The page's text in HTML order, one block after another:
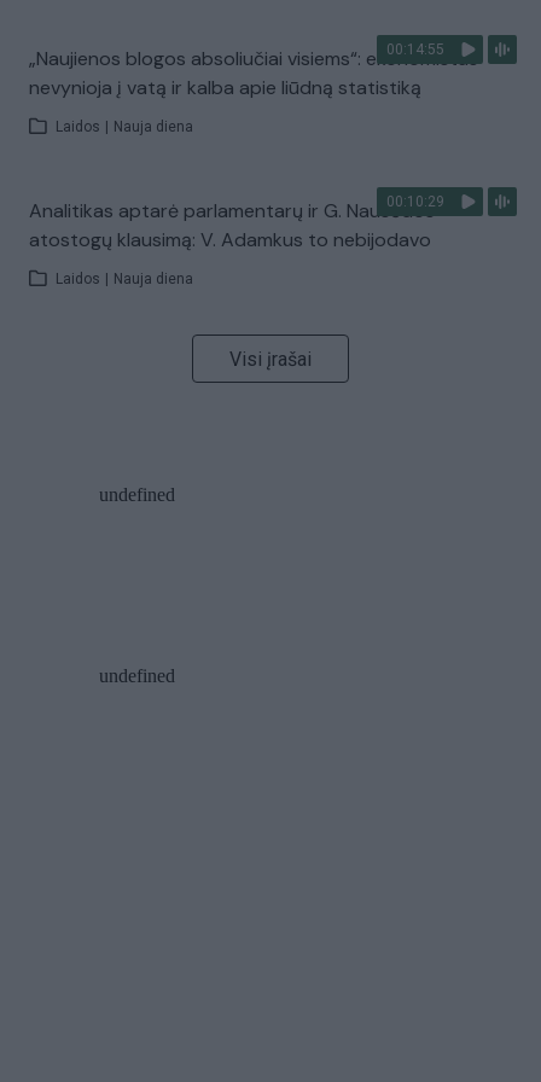
00:14:55
„Naujienos blogos absoliučiai visiems“: ekonomistas
nevynioja į vatą ir kalba apie liūdną statistiką
Laidos Nauja diena
00:10:29
Analitikas aptarė parlamentarų ir G. Nausėdos
atostogų klausimą: V. Adamkus to nebijodavo
Laidos Nauja diena
Visi įrašai